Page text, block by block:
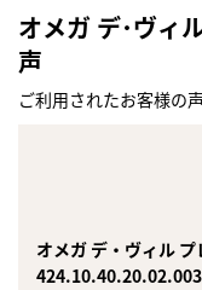
オメガ デ･ヴィ
声
ご利用されたお客様の
オメガ デ・ヴィル